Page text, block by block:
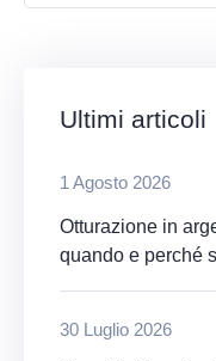
Ultimi articoli
1 Agosto 2026
Otturazione in
quando e perché
30 Luglio 2026